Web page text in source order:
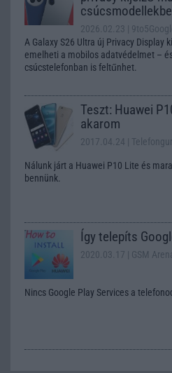
2026.02.23
|
A Galaxy S26 Ultra új Privacy Display
emelheti a mobilos adatvédelmet –
csúcstelefonban is feltűnhet.
Teszt: Huawei
akarom
2017.04.24 |
Nálunk járt a Huawei P10 Lite és
bennünk.
Így telepíts
2020.03.17 | GSM
Nincs Google Play Services a